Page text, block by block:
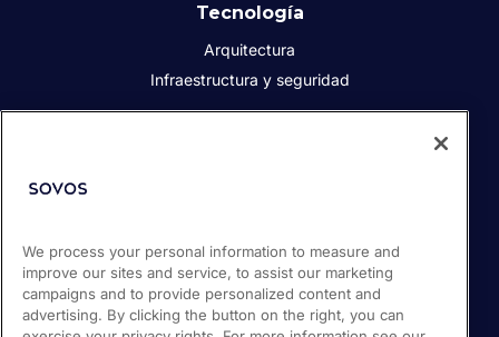
Tecnología
Arquitectura
Infraestructura y seguridad
Prensa
Empleos
Soporte / Portal de clientes
We process your personal information to measure and
improve our sites and service, to assist our marketing
campaigns and to provide personalized content and
advertising. By clicking the button on the right, you can